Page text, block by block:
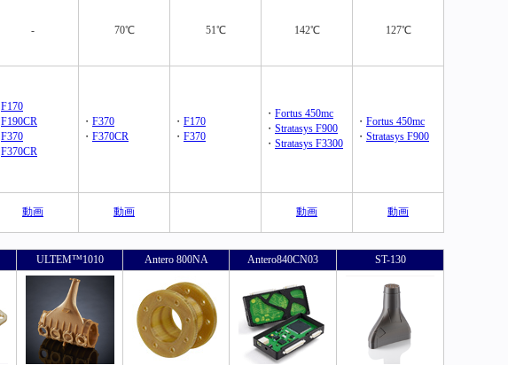
- 70℃ 51℃ 142℃ 127℃
F170
F190CR
F370
F370CR
・ F370
・ F370CR
・ F170
・ F370
・ Fortus 450mc
・ Stratasys F900
・ Stratasys F3300
・ Fortus 450mc
・ Stratasys F900
動画 動画 動画 動画
ULTEM™1010 Antero 800NA Antero840CN03 ST-130